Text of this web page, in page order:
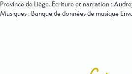
Province de Liège. Écriture et narration :
Musiques : Banque de données de musique